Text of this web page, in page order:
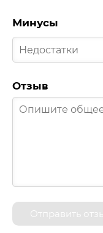
Минусы
Отзыв
Отправить